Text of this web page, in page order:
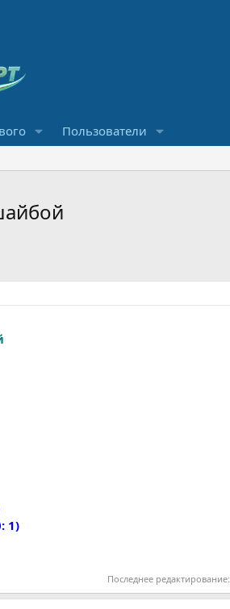
Пользователи
1)
Последнее редактирование: